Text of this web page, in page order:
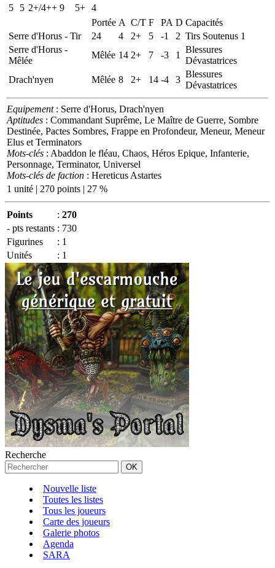
5
5 2+/4++ 9 5+ 4
Portée A C/T F PA D Capacités
Serre d'Horus - Tir
24 4 2+ 5 -1 2 Tirs Soutenus 1
Serre d'Horus -
Mêlée
Mêlée 14 2+ 7 -3 1
Blessures
Dévastatrices
Drach'nyen
Mêlée 8 2+ 14 -4 3
Blessures
Dévastatrices
Equipement: Serre d'Horus, Drach'nyen
Aptitudes : Commandant Suprême, Le Maître de Guerre, Sombre
Destinée, Pactes Sombres, Frappe en Profondeur, Meneur, Meneur
Elus et Terminators
Mots-clés : Abaddon le fléau, Chaos, Héros Epique, Infanterie,
Personnage, Terminator, Universel
Mots-clés de faction : Hereticus Astartes
1 unité | 270 points | 27 %
Points : 270
- pts restants : 730
Figurines
: 1
Unités
: 1
Recherche
Nouvelle liste
Toutes les listes
Tous les joueurs
Carte des joueurs
Galerie photos
Agenda
SARA